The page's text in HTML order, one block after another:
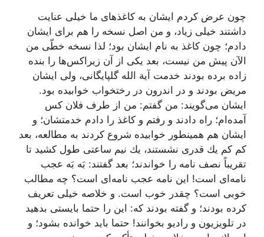
چون عرض كردم ایشان به كاغذهاى ما خیلى عنایت
داشتند خیلى زیاد، و من اصل نسخه را هم براى ایشان
دادم؛ چون كاغذ به نام ایشان بود؛ لذا نسخه خطّى من
الآن پیش من نیست، بعد یكى از آن زیراكس‌ها را بنده
زاده برده بودند خدمت آیة الله گلپایگانى، ولى ایشان
مریض بودند و در اندرون در رختخواب خوابیده بود.
ایشان مى‌گویند: من گفتم: من از طرف فلان كس
آمده‌ام؛ راه دادند و رفتم و كاغذ را دادم خدمتشان؛ و
ایشان هم همینطور خوابیده شروع كردند به مطالعه، بعد
كم كم یك قدرى نشستند، یك نیم ساعتى طول كشید تا
تقریباً نصف نامه را خواندند؛ بعد گفتند: بَه بَه عجب
نامه‌اى است! این نامه عجب نامه‌اى است؟ چه مطالب
خوبى است؟ چقدر خوب است. و خلاصه خیلى تعریف
كرده بودند؛ و گفته بودند كه: این را حتما بایستى بدهید
در تلویزیون و رادیو بخوانند! حتما باید خوانده بشود؛ و